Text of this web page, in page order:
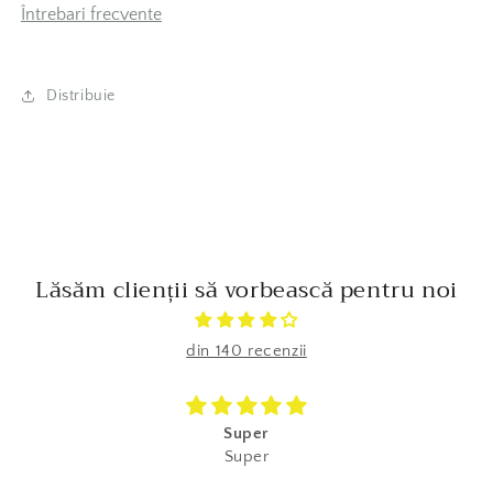
Întrebari frecvente
Distribuie
Lăsăm clienții să vorbească pentru noi
din 140 recenzii
Super
Super